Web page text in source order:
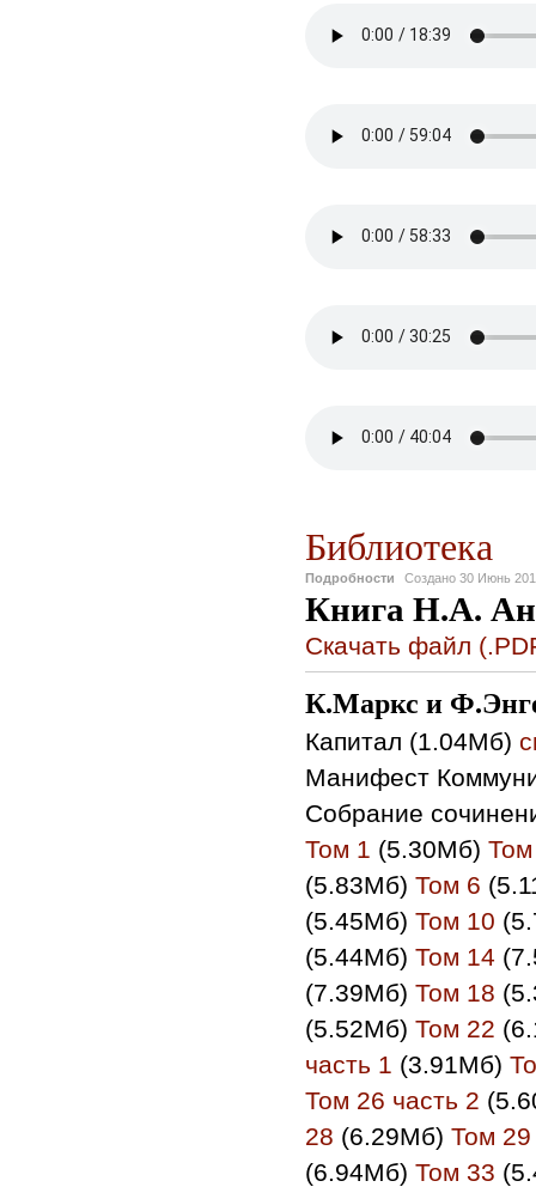
Библиотека
Подробности Создано 30 Июнь
Книга Н.А.
Скачать файл
К.Маркс и
Капитал (1.04Мб)
Манифест
Cобрание
Том 1 (5.30Мб)
(5.83Мб) Том 6
(5.45Мб) Том 10
(5.44Мб) Том 14
(7.39Мб) Том 18
(5.52Мб) Том 22
часть 1 (3.91Мб)
Том 26 часть 2
28 (6.29Мб) Том 29
(6.94Мб) Том 33